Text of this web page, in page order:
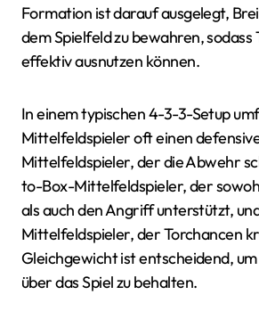
Formation ist darauf ausgelegt,
dem Spielfeld zu bewahren, sodass
effektiv ausnutzen können.
In einem typischen 4-3-3-Setup
Mittelfeldspieler oft einen
Mittelfeldspieler, der die Abwehr
to-Box-Mittelfeldspieler, der
als auch den Angriff unterstützt,
Mittelfeldspieler, der Torchancen
Gleichgewicht ist entscheidend,
über das Spiel zu behalten.